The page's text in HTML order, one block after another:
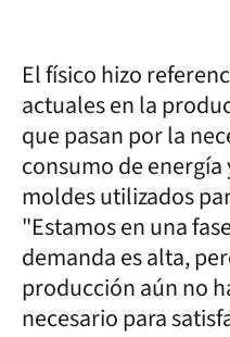
El físico hizo
actuales en la
que pasan por la
consumo de
moldes utilizados
"Estamos en una
demanda es alta,
producción aún no
necesario para